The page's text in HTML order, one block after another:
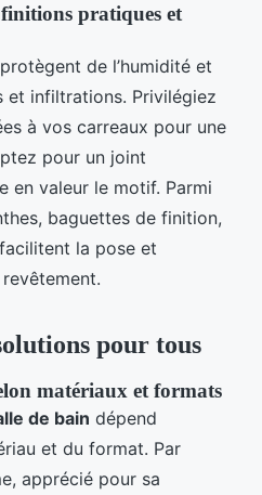
pratiques et
protègent de l’humidité et
et infiltrations. Privilégiez
à vos carreaux pour une
pour un joint
en valeur le motif. Parmi
baguettes de finition,
la pose et
pour tous
matériaux et formats
de bain dépend
et du format. Par
apprécié pour sa